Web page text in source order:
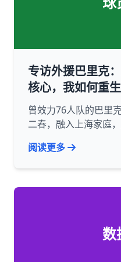
专访外援巴里克
核心，我如何重生
曾效力76人队的巴里
二春，融入上海家庭
阅读更多
数